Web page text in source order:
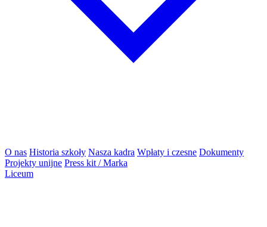
O nas Historia szkoły Nasza kadra Wpłaty i czesne Dokumenty
Projekty unijne Press kit / Marka
Liceum